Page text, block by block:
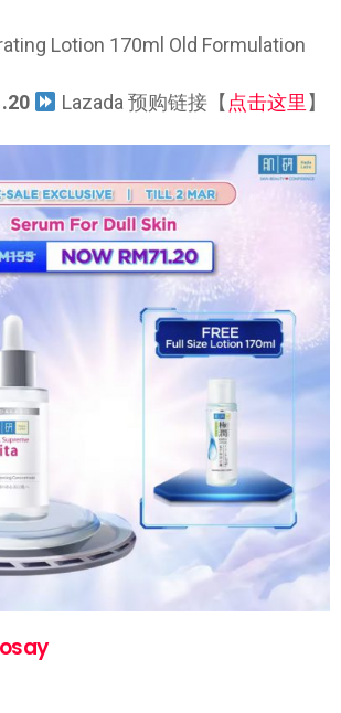
Lotion 170ml Old Formulation
Lazada 预购链接【 点击这里 】